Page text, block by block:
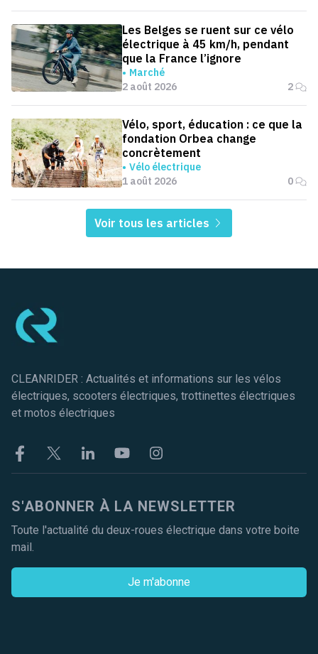
Les Belges se ruent sur ce vélo
électrique à 45 km/h, pendant
que la France l’ignore
Marché
2 août 2026
2
Vélo, sport, éducation : ce que la
fondation Orbea change
concrètement
Vélo électrique
1 août 2026
0
Voir tous les articles
CLEANRIDER : Actualités et informations sur les vélos
électriques, scooters électriques, trottinettes électriques
et motos électriques
FacebookTwitter LinkekinYoutubeInstagram
S'ABONNER À LA NEWSLETTER
Toute l'actualité du deux-roues électrique dans votre boite
mail.
Je m'abonne